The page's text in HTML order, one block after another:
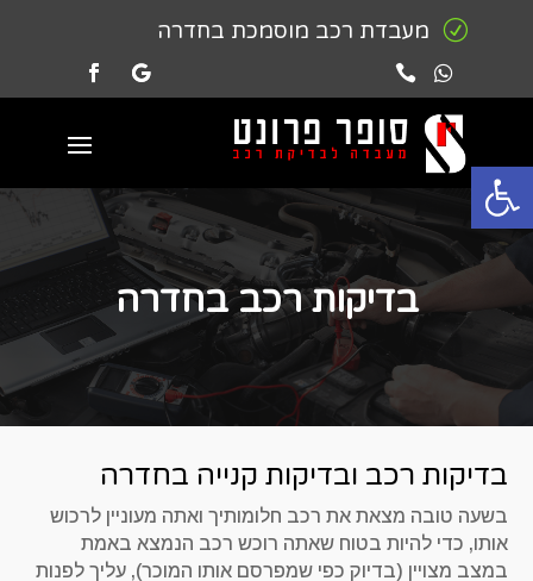
פתח סרגל נגישות
R מעבדת רכב מוסמכת בחדרה


בדיקות רכב בחדרה
בדיקות רכב ובדיקות קנייה בחדרה
בשעה טובה מצאת את רכב חלומותיך ואתה מעוניין לרכוש
אותו, כדי להיות בטוח שאתה רוכש רכב הנמצא באמת
במצב מצויין (בדיוק כפי שמפרסם אותו המוכר), עליך לפנות